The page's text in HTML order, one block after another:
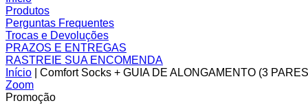
Produtos
Perguntas Frequentes
Trocas e Devoluções
PRAZOS E ENTREGAS
RASTREIE SUA ENCOMENDA
Início
Comfort Socks + GUIA DE ALONGAMENTO (3
Zoom
Promoção